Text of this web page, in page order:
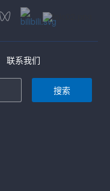
联系我们
搜索